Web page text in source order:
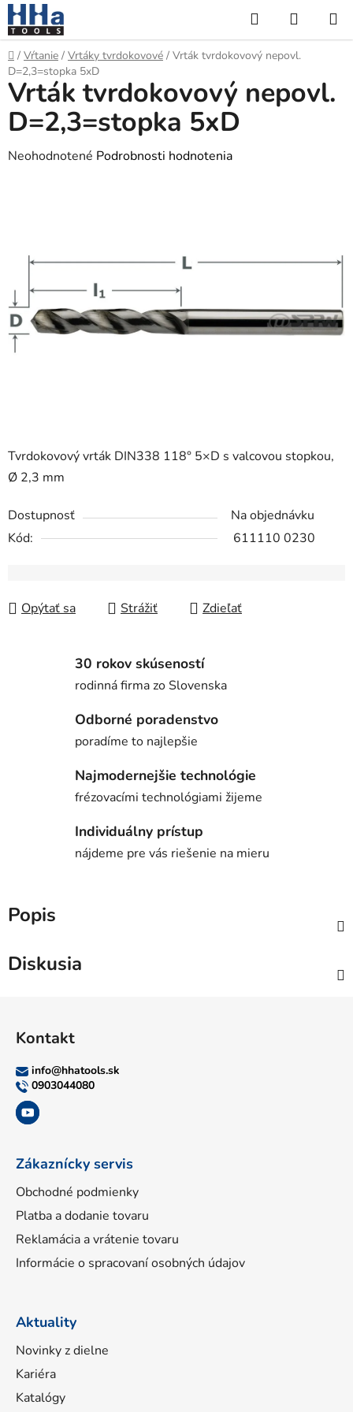
Prejsť
na
obsah
Hľadať
KOŠÍK
Domov
/ Vŕtanie / Vrtáky tvrdokovové / Vrták tvrdokovový nepovl.
D=2,3=stopka 5xD
Tvrdokovový vrták DIN338 118° 5×D s valcovou stopkou,
Ø 2,3 mm
Dostupnosť
Na objednávku
Kód:
611110 0230
Opýtať sa Strážiť Zdieľať
Vrták tvrdokovový nepovl.
D=2,3=stopka 5xD
Priemerné
hviezdičiek.
Neohodnotené Podrobnosti hodnotenia
30 rokov skúseností
rodinná firma zo Slovenska
Odborné poradenstvo
poradíme to najlepšie
Najmodernejšie technológie
frézovacími technológiami žijeme
Individuálny prístup
nájdeme pre vás riešenie na mieru
Popis
Diskusia
Kontakt
info@hhatools.sk
0903044080
Zákaznícky servis
Obchodné podmienky
Platba a dodanie tovaru
Reklamácia a vrátenie tovaru
Informácie o spracovaní osobných údajov
Aktuality
Novinky z dielne
Kariéra
Katalógy